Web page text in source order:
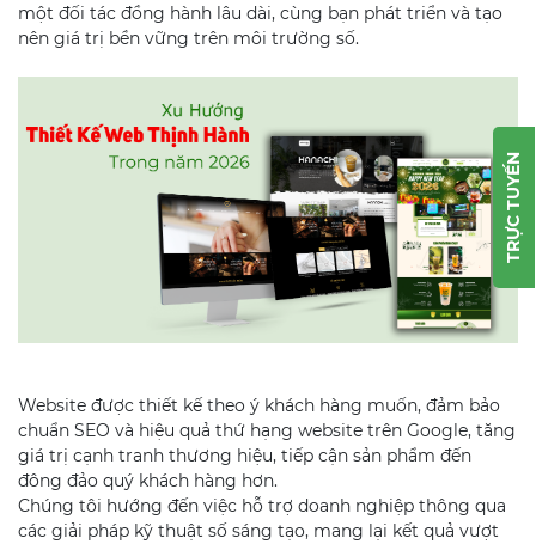
một đối tác đồng hành lâu dài, cùng bạn phát triển và tạo
nên giá trị bền vững trên môi trường số.
Website được thiết kế theo ý khách hàng muốn, đảm bảo
chuẩn SEO và hiệu quả thứ hạng website trên Google, tăng
giá trị cạnh tranh thương hiệu, tiếp cận sản phẩm đến
đông đảo quý khách hàng hơn.
Chúng tôi hướng đến việc hỗ trợ doanh nghiệp thông qua
các giải pháp kỹ thuật số sáng tạo, mang lại kết quả vượt
TRỰC TUYẾN